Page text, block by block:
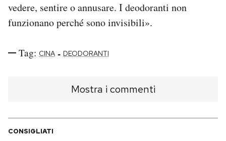
vedere, sentire o annusare. I deodoranti non
funzionano perché sono invisibili».
Tag: CINA - DEODORANTI
Mostra i commenti
CONSIGLIATI